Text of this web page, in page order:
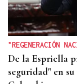
Un herido en la
entrada a las
"REGENERACIÓN
De la Espriella
seguridad" en